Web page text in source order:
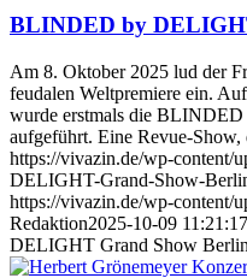
BLINDED by
Am 8. Oktober 2025 lud der
feudalen Weltpremiere ein.
wurde erstmals die
aufgeführt. Eine Revue-
https://vivazin.de/wp-
DELIGHT-Grand-Show-
https://vivazin.de/wp-content/
Redaktion2025-10-09 11:21:17
DELIGHT Grand Show Berlin